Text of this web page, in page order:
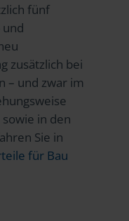
fünf
und
zusätzlich bei
– und zwar im
in den
Sie in
für Bau